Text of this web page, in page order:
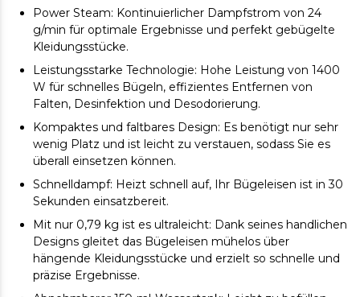
Power Steam: Kontinuierlicher Dampfstrom von 24
g/min für optimale Ergebnisse und perfekt gebügelte
Kleidungsstücke.
Leistungsstarke Technologie: Hohe Leistung von 1400
W für schnelles Bügeln, effizientes Entfernen von
Falten, Desinfektion und Desodorierung.
Kompaktes und faltbares Design: Es benötigt nur sehr
wenig Platz und ist leicht zu verstauen, sodass Sie es
überall einsetzen können.
Schnelldampf: Heizt schnell auf, Ihr Bügeleisen ist in 30
Sekunden einsatzbereit.
Mit nur 0,79 kg ist es ultraleicht: Dank seines handlichen
Designs gleitet das Bügeleisen mühelos über
hängende Kleidungsstücke und erzielt so schnelle und
präzise Ergebnisse.